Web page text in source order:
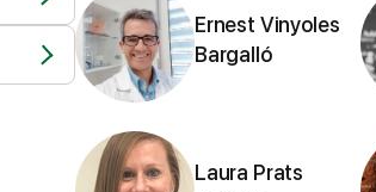
Ernest Vinyoles
Bargalló
Laura Prats